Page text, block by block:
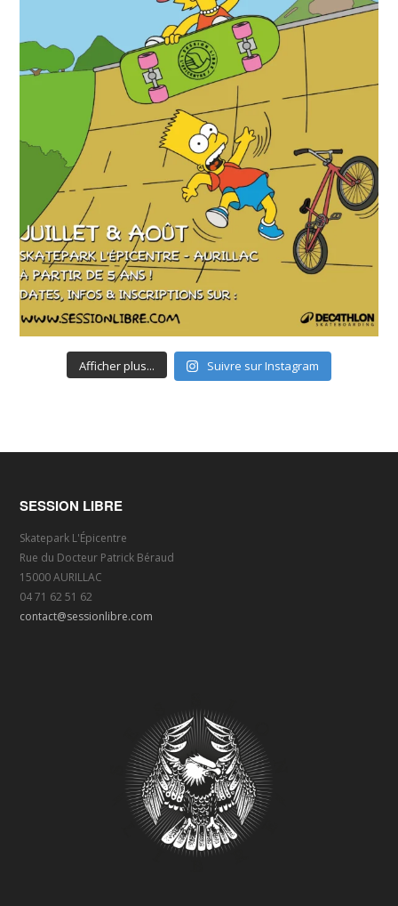
Afficher plus... Suivre sur Instagram
SESSION LIBRE
Skatepark L'Épicentre
Rue du Docteur Patrick Béraud
15000 AURILLAC
04 71 62 51 62
contact@sessionlibre.com